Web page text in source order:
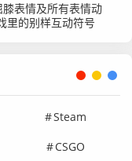
膝表情及所有表情动
里的别样互动符号
Steam
CSGO